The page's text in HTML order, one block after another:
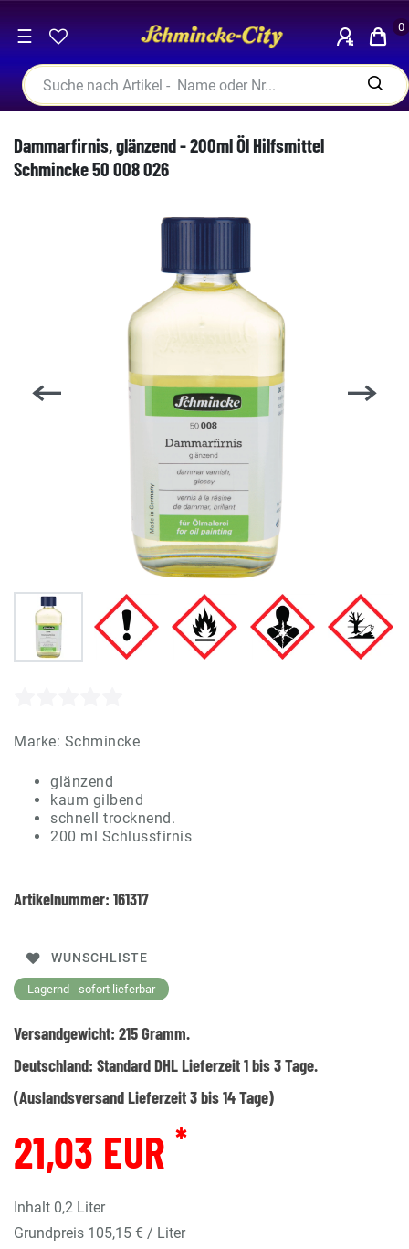
☰ 0
Dammarfirnis, glänzend - 200ml Öl Hilfsmittel
Schmincke 50 008 026
Marke: Schmincke
glänzend
kaum gilbend
schnell trocknend.
200 ml Schlussfirnis
Artikelnummer: 161317
WUNSCHLISTE
Lagernd - sofort lieferbar
Versandgewicht: 215Gramm.
Deutschland: Standard DHL Lieferzeit 1 bis 3 Tage.
(Auslandsversand Lieferzeit 3 bis 14 Tage)
21,03 EUR *
Inhalt 0,2 Liter
Grundpreis 105,15 € / Liter